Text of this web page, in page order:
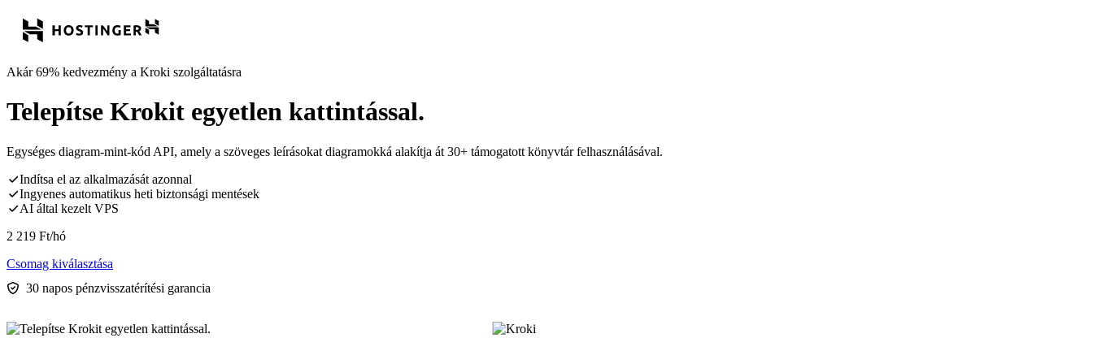
Akár 69% kedvezmény a Kroki szolgáltatásra
Telepítse Krokit egyetlen kattintással.
Egységes diagram-mint-kód API, amely a szöveges leírásokat diagramokká alakítja át 30+ támogatott könyvtár felhasználásával.
Indítsa el az alkalmazását azonnal
Ingyenes automatikus heti biztonsági mentések
AI által kezelt VPS
2 219 Ft/hó
Csomag kiválasztása
30 napos pénzvisszatérítési garancia